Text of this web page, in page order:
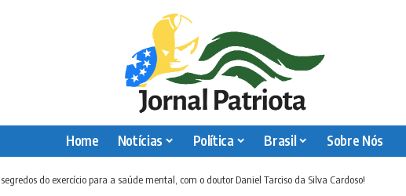
Home Notícias Política Brasil Sobre Nós
do exercício para a saúde mental, com o doutor Daniel Tarciso da Silva Cardoso!